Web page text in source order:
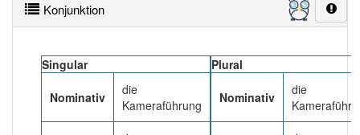
DER:
Beispiele
DAS:2Ausnahmen
PowerIndex:5
Konjunktion
Singular
Nominativ
die
Kameraführung
Plural
Nominativ
die